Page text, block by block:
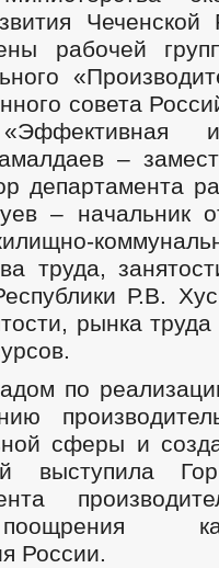
Чеченской
рабочей
совета
и
–
департамента
– начальник
труда,
Р.В.
рынка
по
сферы и
выступила
России.